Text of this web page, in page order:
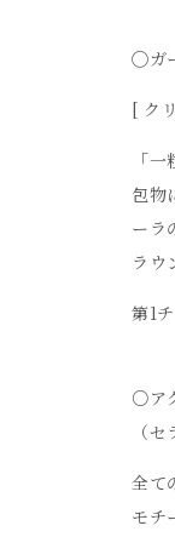
◯ガ
[ ク
「
包物
ーラ
ラウ
第1
○ア
（
全て
モチ